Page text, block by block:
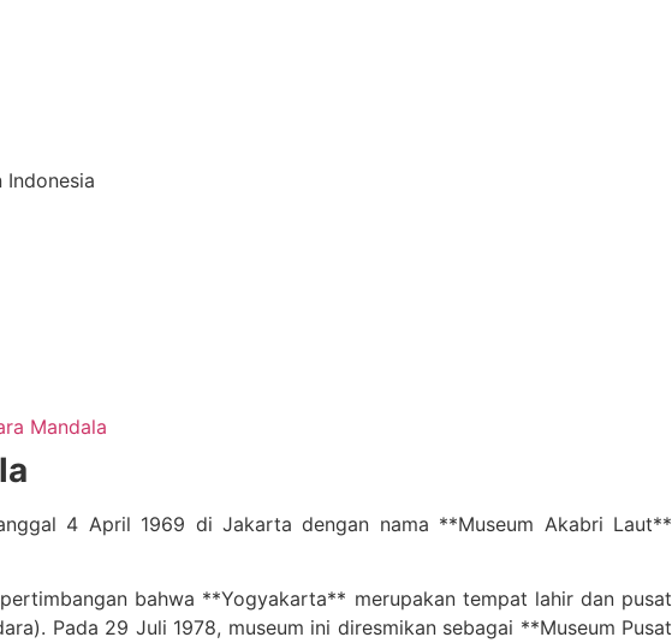
Indonesia
4 April 1969 di Jakarta dengan nama **Museum Akabri Laut**
bahwa **Yogyakarta** merupakan tempat lahir dan pusat
Pada 29 Juli 1978, museum ini diresmikan sebagai **Museum Pusat